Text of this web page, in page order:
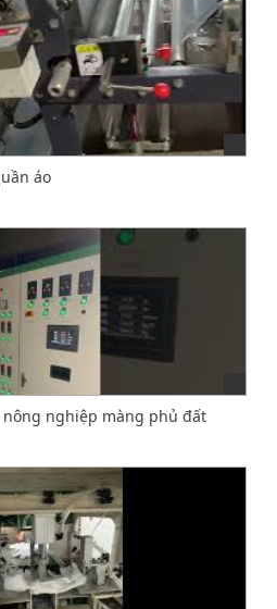
áo
nghiệp màng phủ đất